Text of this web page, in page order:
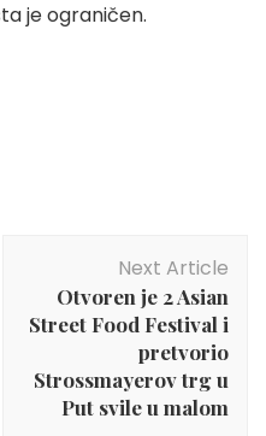
je ograničen.
Next Article
Otvoren je 2 Asian
Street Food Festival i
pretvorio
Strossmayerov trg u
Put svile u malom